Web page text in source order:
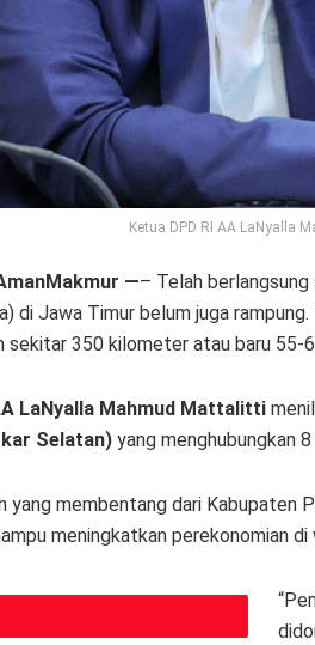
Ketua DPD RI AA LaNyalla
—– Telah
di Jawa Timur belum juga
sekitar 350 kilometer atau baru 55-
LaNyalla Mahmud Mattalitti
Selatan) yang menghubungkan
yang membentang dari Kabupaten
meningkatkan perekonomian